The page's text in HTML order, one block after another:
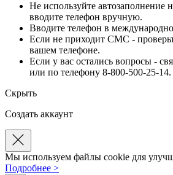
Не используйте автозаполнение
вводите телефон вручную.
Вводите телефон в
Если не приходит СМС -
вашем телефоне.
Если у вас остались вопросы -
или по телефону 8-800-500-25-14.
Скрыть
Создать аккаунт
Мы используем файлы cookie для
Подробнее >